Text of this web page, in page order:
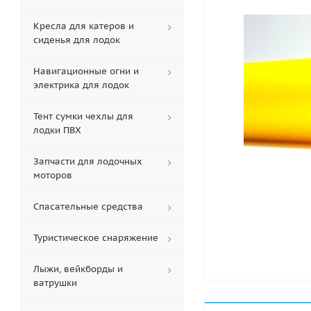
Кресла для катеров и
сиденья для лодок
Навигационные огни и
электрика для лодок
Тент сумки чехлы для
лодки ПВХ
Запчасти для лодочных
моторов
Спасательные средства
Туристическое снаряжение
Лыжи, вейкборды и
ватрушки